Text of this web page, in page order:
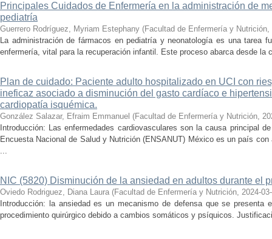
Principales Cuidados de Enfermería en la administración de
pediatría
Guerrero Rodríguez, Myriam Estephany (Facultad de Enfermería y Nutrición,
La administración de fármacos en pediatría y neonatología es una tarea
enfermería, vital para la recuperación infantil. Este proceso abarca desde la
Plan de cuidado: Paciente adulto hospitalizado en UCI con
ineficaz asociado a disminución del gasto cardíaco e
cardiopatía isquémica.
González Salazar, Efraim Emmanuel (Facultad de Enfermería y Nutrición,
Introducción: Las enfermedades cardiovasculares son la causa principal
Encuesta Nacional de Salud y Nutrición (ENSANUT) México es un país
...
NIC (5820) Disminución de la ansiedad en adultos durante el
Oviedo Rodriguez, Diana Laura (Facultad de Enfermería y Nutrición, 2024-
Introducción: la ansiedad es un mecanismo de defensa que se presenta
procedimiento quirúrgico debido a cambios somáticos y psíquicos.